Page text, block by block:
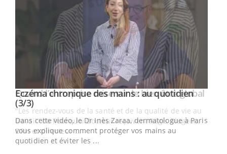
Youtube
Youtube
Eczéma chronique des mains : au quotidien
(3/3)Youtube
Dans cette vidéo, le Dr Inès Zaraa, dermatologue à Paris,
vous explique comment protéger vos mains au
quotidien et éviter les ...